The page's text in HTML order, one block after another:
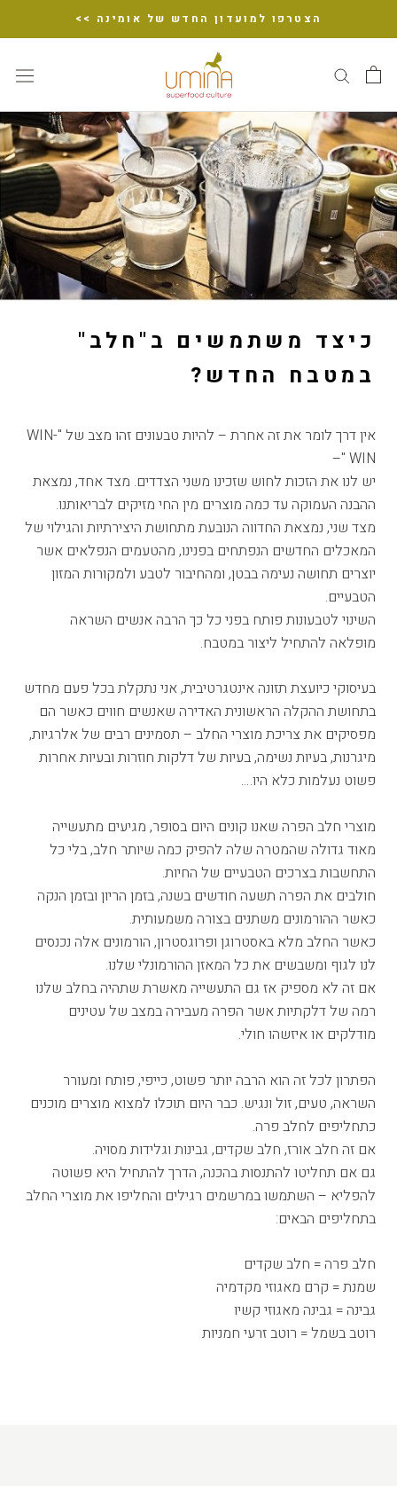
הצטרפו למועדון החדש של אומינה >>
כיצד משתמשים ב"חלב"
במטבח החדש?
אין דרך לומר את זה אחרת – להיות טבעונים זהו מצב של "WIN-
WIN "–
יש לנו את הזכות לחוש שזכינו משני הצדדים. מצד אחד, נמצאת
ההבנה העמוקה עד כמה מוצרים מין החי מזיקים לבריאותנו.
מצד שני, נמצאת החדווה הנובעת מתחושת היצירתיות והגילוי של
המאכלים החדשים הנפתחים בפנינו, מהטעמים הנפלאים אשר
יוצרים תחושה נעימה בבטן, ומהחיבור לטבע ולמקורות המזון
הטבעיים.
השינוי לטבעונות פותח בפני כל כך הרבה אנשים השראה
מופלאה להתחיל ליצור במטבח.
בעיסוקי כיועצת תזונה אינטגרטיבית, אני נתקלת בכל פעם מחדש
בתחושת ההקלה הראשונית האדירה שאנשים חווים כאשר הם
מפסיקים את צריכת מוצרי החלב – תסמינים רבים של אלרגיות,
מיגרנות, בעיות נשימה, בעיות של דלקות חוזרות ובעיות אחרות
פשוט נעלמות כלא היו….
מוצרי חלב הפרה שאנו קונים היום בסופר, מגיעים מתעשייה
מאוד גדולה שהמטרה שלה להפיק כמה שיותר חלב, בלי כל
התחשבות בצרכים הטבעיים של החיות.
חולבים את הפרה תשעה חודשים בשנה, בזמן הריון ובזמן הנקה
כאשר ההורמונים משתנים בצורה משמעותית.
כאשר החלב מלא באסטרוגן ופרוגסטרון, הורמונים אלה נכנסים
לנו לגוף ומשבשים את כל המאזן ההורמונלי שלנו.
אם זה לא מספיק אז גם התעשייה מאשרת שתהיה בחלב שלנו
רמה של דלקתיות אשר הפרה מעבירה במצב של עטינים
מודלקים או איזשהו חולי.
הפתרון לכל זה הוא הרבה יותר פשוט, כייפי, פותח ומעורר
השראה, טעים, זול ונגיש. כבר היום תוכלו למצוא מוצרים מוכנים
כתחליפים לחלב פרה.
אם זה חלב אורז, חלב שקדים, גבינות וגלידות מסויה.
גם אם תחליטו להתנסות בהכנה, הדרך להתחיל היא פשוטה
להפליא – השתמשו במרשמים רגילים והחליפו את מוצרי החלב
בתחליפים הבאים:
חלב פרה = חלב שקדים
שמנת = קרם מאגוזי מקדמיה
גבינה = גבינה מאגוזי קשיו
רוטב בשמל = רוטב זרעי חמניות